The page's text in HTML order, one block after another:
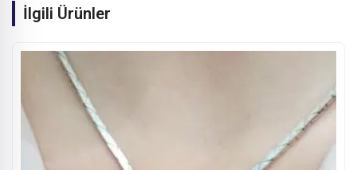
İlgili Ürünler